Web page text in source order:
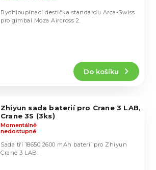
Do košíku
Rychloupínací destička standardu Arca-Swiss
pro gimbal Moza Aircross 2.
Zhiyun sada baterií pro Crane 3 LAB,
Crane 3S (3ks)
Momentálně
nedostupné
Sada tří 18650 2600 mAh baterií pro Zhiyun
Crane 3 LAB.